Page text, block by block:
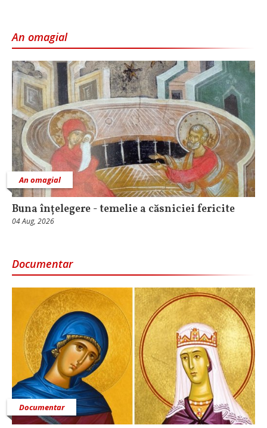
An omagial
An omagial
Buna înțelegere - temelie a căsniciei fericite
04 Aug, 2026
Documentar
Documentar